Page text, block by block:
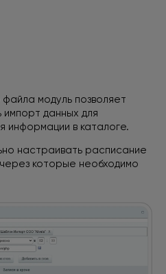
модуль позволяет
импорт данных для
информации в каталоге.
настраивать расписание
которые необходимо